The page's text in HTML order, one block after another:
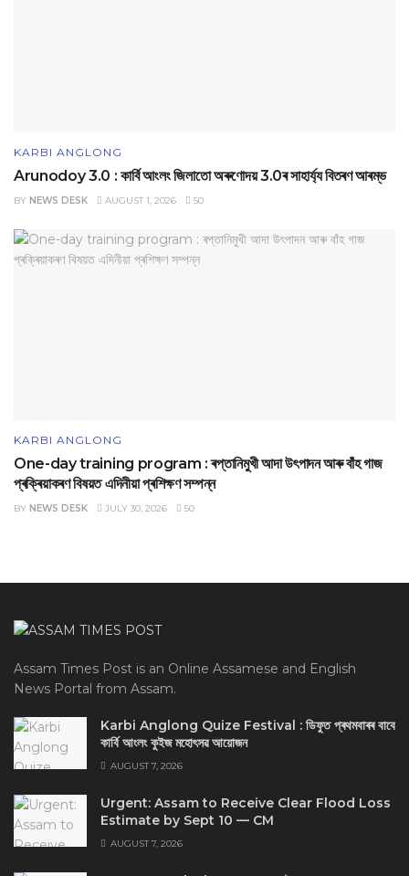
KARBI ANGLONG
Arunodoy 3.0 : কাৰ্বি আংলং জিলাতো অৰুণোদয় 3.0ৰ সাহাৰ্য্য বিতৰণ আৰম্ভ
BY NEWS DESK AUGUST 1, 2026 50
KARBI ANGLONG
One-day training program : ৰপ্তানিমুখী আদা উৎপাদন আৰু বাঁহ গাজ
প্ৰক্ৰিয়াকৰণ বিষয়ত এদিনীয়া প্ৰশিক্ষণ সম্পন্ন
BY NEWS DESK JULY 30, 2026 50
Assam Times Post is an Online Assamese and English
News Portal from Assam.
Karbi Anglong Quize Festival : ডিফুত প্ৰথমবাৰৰ বাবে
কাৰ্বি আংলং কুইজ মহোৎসৱ আয়োজন
AUGUST 7, 2026
Urgent: Assam to Receive Clear Flood Loss
Estimate by Sept 10 — CM
AUGUST 7, 2026